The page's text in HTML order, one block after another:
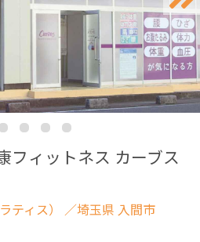
フィットネス カーブス
ティス） ／埼玉県 入間市